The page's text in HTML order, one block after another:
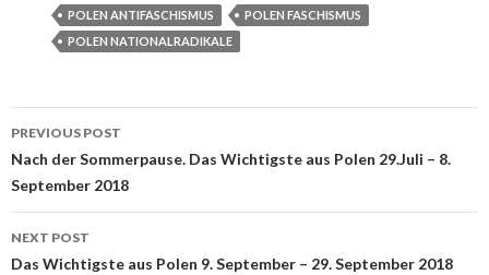
POLEN ANTIFASCHISMUS
POLEN FASCHISMUS
POLEN NATIONALRADIKALE
Post navigation
PREVIOUS POST
Nach der Sommerpause. Das Wichtigste aus Polen 29.Juli – 8.
September 2018
NEXT POST
Das Wichtigste aus Polen 9. September – 29. September 2018